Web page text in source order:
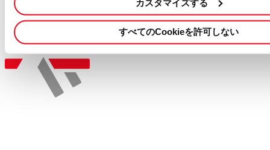
カスタマイズする
すべてのCookieを許可しない